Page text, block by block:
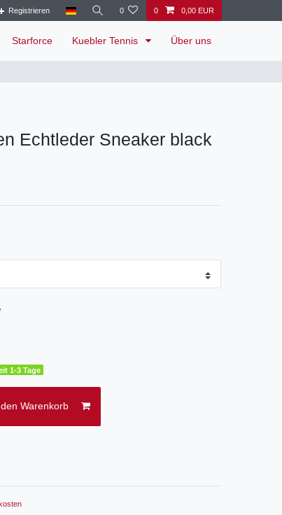
Registrieren 0 0 0,00 EUR
Starforce Kuebler Tennis Über uns
Echtleder Sneaker black
1-3 Tage
Warenkorb